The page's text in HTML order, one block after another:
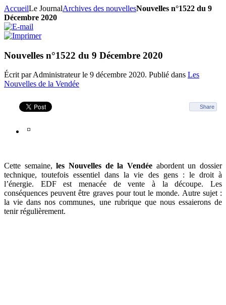
AccueilLe JournalArchives des nouvellesNouvelles n°1522 du 9
Décembre 2020
Nouvelles n°1522 du 9 Décembre 2020
Écrit par Administrateur le 9 décembre 2020. Publié dans Les
Nouvelles de la Vendée
Share
Cette semaine, les Nouvelles de la Vendée abordent un dossier
technique, toutefois essentiel dans la vie des gens : le droit à
l’énergie. EDF est menacée de vente à la découpe. Les
conséquences peuvent être graves pour tout le monde. Autre sujet :
la vie dans nos communes, une rubrique que nous essaierons de
tenir régulièrement.